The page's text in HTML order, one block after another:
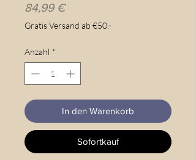
84,99 €Preis
Gratis Versand ab €50.-
Anzahl *
In den Warenkorb
Sofortkauf